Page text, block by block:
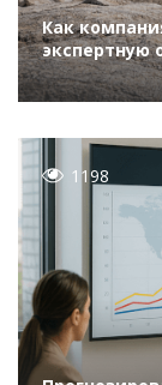
Как
экспертную
1198